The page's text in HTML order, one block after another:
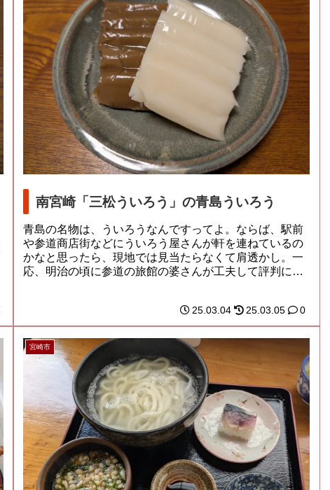
南宮崎「三松ういろう」の青島ういろう
青島の名物は、ういろうなんですってよ。ならば、駅前
や参道商店街などにういろう屋さんが軒を連ねているの
かなと思ったら、現地では見当たらなくて肩透かし。一
応、明治の頃に参道の旅館の婆さんが工夫して評判に
25.03.04 25.03.05 0
宮崎市